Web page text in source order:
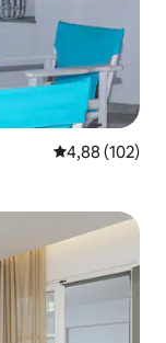
Classificação
4,88 (102)